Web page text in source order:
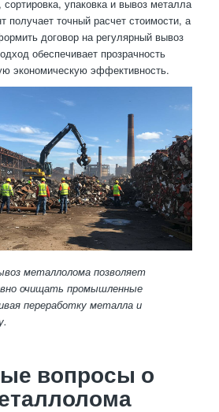
упаковка и вывоз металла
получает точный расчет стоимости, а
договор на регулярный вывоз
обеспечивает прозрачность
экономическую эффективность.
металлолома позволяет
очищать промышленные
переработку металла и
вопросы о